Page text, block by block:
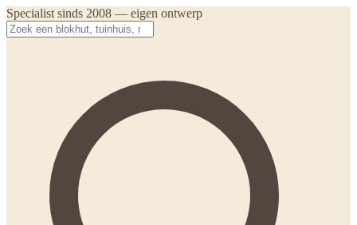
Specialist sinds 2008 — eigen ontwerp